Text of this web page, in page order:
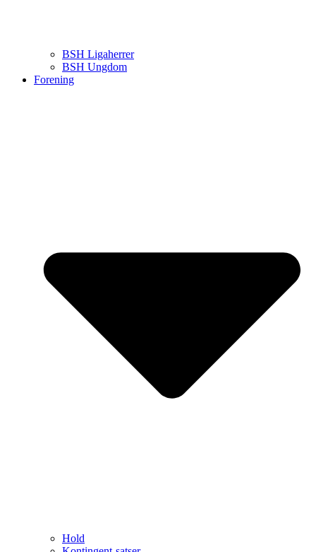
BSH Ligaherrer
BSH Ungdom
Forening
Hold